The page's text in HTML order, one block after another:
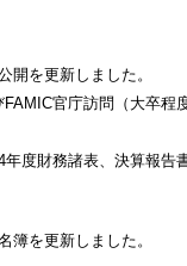
開を更新しました。
官庁訪問（大卒程
度財務諸表、決算報告
簿を更新しました。